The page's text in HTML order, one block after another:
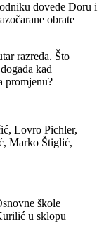
dovede Doru i
obrate
razreda. Što
kad
promjenu?
Lovro Pichler,
Marko Štiglić,
škole
u sklopu